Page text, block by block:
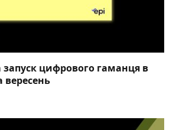
запуск цифрового гаманця в
вересень